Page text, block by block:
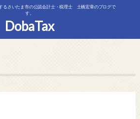
るさいたま市の公認会計士・税理士 土橋宏章のブログで
す。
DobaTax